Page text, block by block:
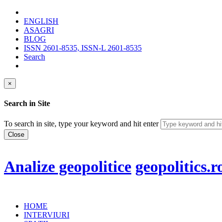
ENGLISH
ASAGRI
BLOG
ISSN 2601-8535, ISSN-L 2601-8535
Search
×
Search in Site
To search in site, type your keyword and hit enter
Close
Analize geopolitice
HOME
INTERVIURI